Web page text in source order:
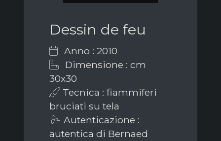
Dessin de feu
Anno : 2010
Dimensione : cm
30x30
Tecnica : fiammiferi
bruciati su tela
Autenticazione :
autentica di Bernaed